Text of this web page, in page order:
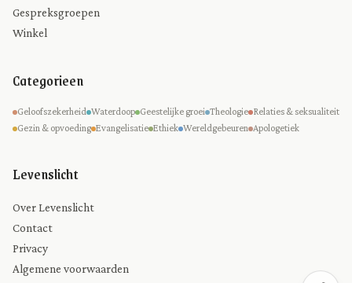
Gespreksgroepen
Winkel
Categorieen
Geloofszekerheid Waterdoop Geestelijke groei Theologie Relaties & seksualiteit
Gezin & opvoeding Evangelisatie Ethiek Wereldgebeuren Apologetiek
Levenslicht
Over Levenslicht
Contact
Privacy
Algemene voorwaarden